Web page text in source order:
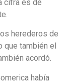
cifra es de
herederos de
también el
acordó.
había